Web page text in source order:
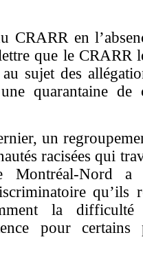
CRARR en
que le CRARR
sujet des
quarantaine de
un
racisées qui
Montréal-Nord a
qu’ils
la difficulté
pour certains